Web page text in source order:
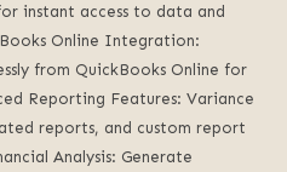
instant access to data and
Online Integration:
from QuickBooks Online for
Reporting Features:Variance
reports, and custom report
Analysis: Generate